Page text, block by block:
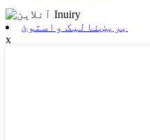
بریښنالیک واستوئ
x